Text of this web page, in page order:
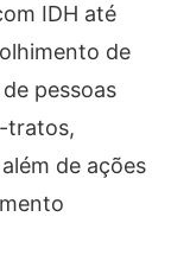
IDH até
de
pessoas
tratos,
de ações